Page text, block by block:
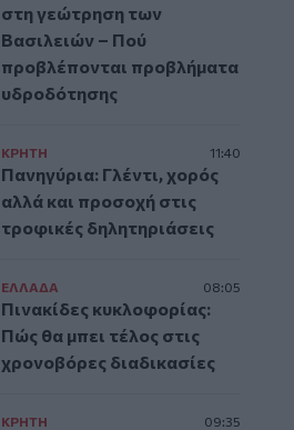
στη γεώτρηση των
Βασιλειών – Πού
προβλέπονται προβλήματα
υδροδότησης
ΚΡΗΤΗ 11:40
Πανηγύρια: Γλέντι, χορός
αλλά και προσοχή στις
τροφικές δηλητηριάσεις
ΕΛΛAΔΑ 08:05
Πινακίδες κυκλοφορίας:
Πώς θα μπει τέλος στις
χρονοβόρες διαδικασίες
ΚΡΗΤΗ 09:35